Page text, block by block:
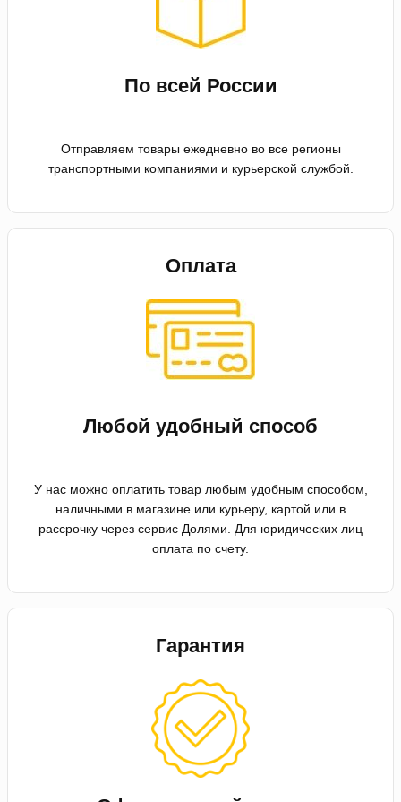
По всей России
Отправляем товары ежедневно во все регионы
транспортными компаниями и курьерской службой.
Оплата
Любой удобный способ
У нас можно оплатить товар любым удобным способом,
наличными в магазине или курьеру, картой или в
рассрочку через сервис Долями. Для юридических лиц
оплата по счету.
Гарантия